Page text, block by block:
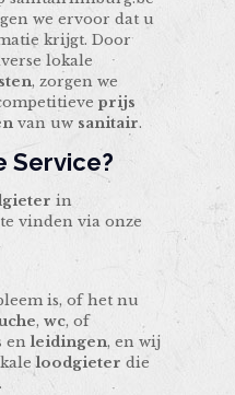
we ervoor dat u
krijgt. Door
lokale
, zorgen we
prijs
van uw sanitair.
Service?
in
vinden via onze
is, of het nu
,wc, of
enleidingen, en wij
loodgieter die